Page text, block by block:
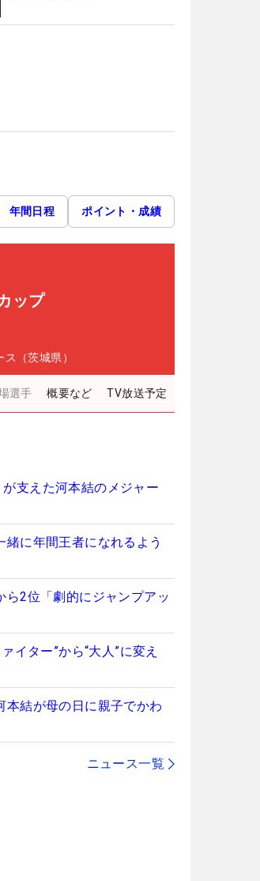
年間日程 ポイント・成績
ップ
（茨城県）
選手 概要など TV放送予定
支えた河本結のメジャー
に年間王者になれるよう
2位「劇的にジャンプアッ
ター”から“大人”に変え
結が母の日に親子でかわ
ニュース一覧